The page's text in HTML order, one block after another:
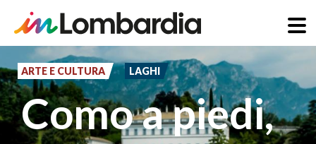
al
contenuto
principale
ARTE E CULTURA LAGHI
Como a piedi,